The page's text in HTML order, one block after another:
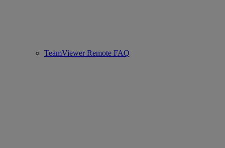
TeamViewer Remote FAQ